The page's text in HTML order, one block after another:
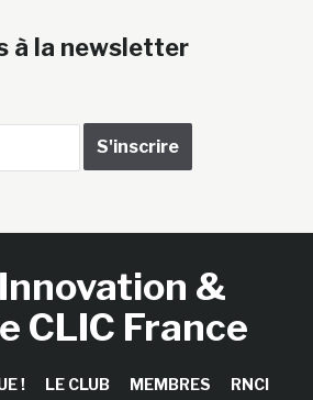
à la newsletter
&
CLIC France
! LE CLUB MEMBRES
RNCI